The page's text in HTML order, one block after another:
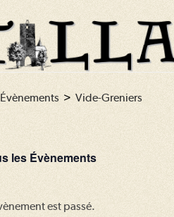
Évènements > Vide-Greniers
les Évènements
est passé.